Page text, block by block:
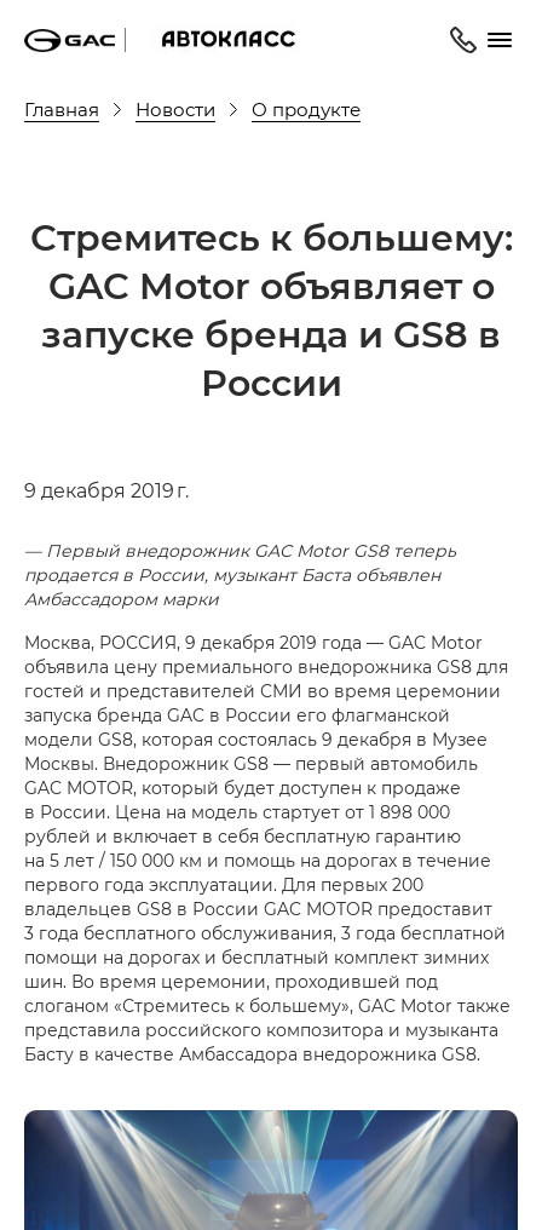
Главная Новости О продукте
Стремитесь к большему:
GAC Motor объявляет о
запуске бренда и GS8 в
России
9 декабря 2019 г.
— Первый внедорожник GAC Motor GS8 теперь
продается в России, музыкант Баста объявлен
Амбассадором марки
Москва, РОССИЯ, 9 декабря 2019 года — GAC Motor
объявила цену премиального внедорожника GS8 для
гостей и представителей СМИ во время церемонии
запуска бренда GAC в России его флагманской
модели GS8, которая состоялась 9 декабря в Музее
Москвы. Внедорожник GS8 — первый автомобиль
GAC MOTOR, который будет доступен к продаже
в России. Цена на модель стартует от 1 898 000
рублей и включает в себя бесплатную гарантию
на 5 лет / 150 000 км и помощь на дорогах в течение
первого года эксплуатации. Для первых 200
владельцев GS8 в России GAC MOTOR предоставит
3 года бесплатного обслуживания, 3 года бесплатной
помощи на дорогах и бесплатный комплект зимних
шин. Во время церемонии, проходившей под
слоганом «Стремитесь к большему», GAC Motor также
представила российского композитора и музыканта
Басту в качестве Амбассадора внедорожника GS8.